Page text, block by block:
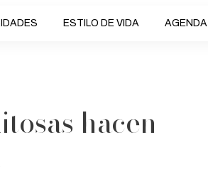
ESTILO DE VIDA AGENDA
hacen